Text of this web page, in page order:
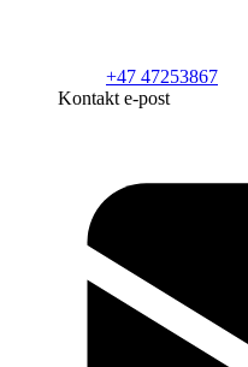
+47 47253867
Kontakt e-post